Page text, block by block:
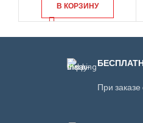
В КОРЗИНУ
При заказе